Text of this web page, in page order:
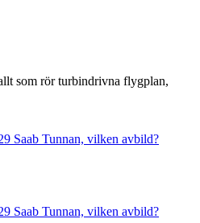
som rör turbindrivna flygplan,
Saab Tunnan, vilken avbild?
Saab Tunnan, vilken avbild?